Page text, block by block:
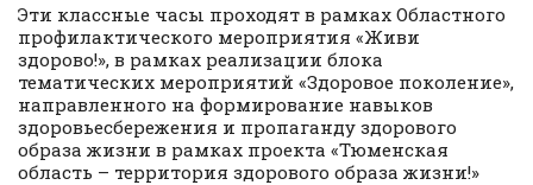
Эти классные часы проходят в рамках Областного
профилактического мероприятия «Живи
здорово!», в рамках реализации блока
тематических мероприятий «Здоровое поколение»,
направленного на формирование навыков
здоровьесбережения и пропаганду здорового
образа жизни в рамках проекта «Тюменская
область – территория здорового образа жизни!»